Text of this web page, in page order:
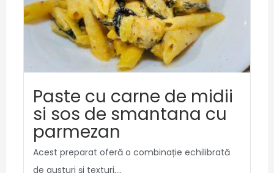
Paste cu carne de midii
si sos de smantana cu
parmezan
Acest preparat oferă o combinație echilibrată
de gusturi și texturi,...